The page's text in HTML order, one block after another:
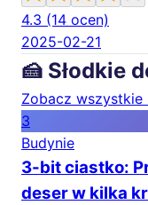
4.3 (14 ocen)
2025-02-21
🍰 Słodkie
Zobacz
3
Budynie
3-bit ciastko:
deser w kilka